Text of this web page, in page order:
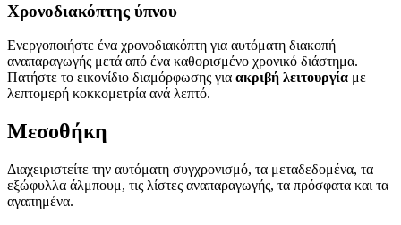
Χρονοδιακόπτης ύπνου
Ενεργοποιήστε ένα χρονοδιακόπτη για αυτόματη διακοπή
αναπαραγωγής μετά από ένα καθορισμένο χρονικό διάστημα.
Πατήστε το εικονίδιο διαμόρφωσης για ακριβή λειτουργία με
λεπτομερή κοκκομετρία ανά λεπτό.
Μεσοθήκη
Διαχειριστείτε την αυτόματη συγχρονισμό, τα μεταδεδομένα, τα
εξώφυλλα άλμπουμ, τις λίστες αναπαραγωγής, τα πρόσφατα και τα
αγαπημένα.